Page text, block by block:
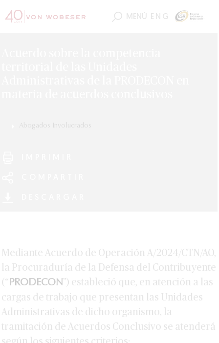
MENÚ ENG
Abogados Involucrados
Mediante Acuerdo de Operación A/2024/CTN/AO,
la Procuraduría de la Defensa del Contribuyente
(“ PRODECON ”) estableció que, en atención a las
cargas de trabajo que presentan las Unidades
Administrativas de dicho organismo, la
tramitación de Acuerdos Conclusivo se atenderá